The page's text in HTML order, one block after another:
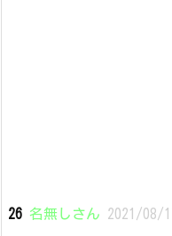
26 名無しさん 2021/08/